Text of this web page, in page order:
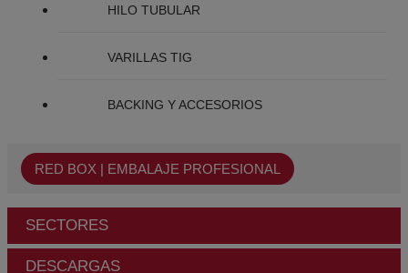
HILO TUBULAR
VARILLAS TIG
BACKING Y ACCESORIOS
RED BOX | EMBALAJE PROFESIONAL
SECTORES
DESCARGAS